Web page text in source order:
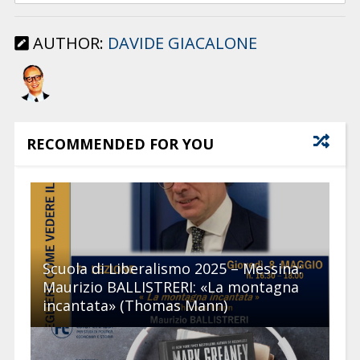
AUTHOR: DAVIDE GIACALONE
RECOMMENDED FOR YOU
Scuola di Liberalismo 2025 – Messina:
Maurizio BALLISTRERI: «La montagna
incantata» (Thomas Mann)